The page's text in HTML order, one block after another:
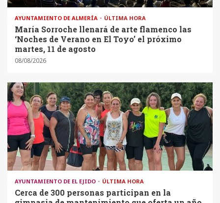
AYUNTAMIENTO DE ALMERÍA ÚLTIMA HORA
María Sorroche llenará de arte flamenco las
‘Noches de Verano en El Toyo’ el próximo
martes, 11 de agosto
08/08/2026
AYUNTAMIENTO DE EL EJIDO ÚLTIMA HORA
Cerca de 300 personas participan en la